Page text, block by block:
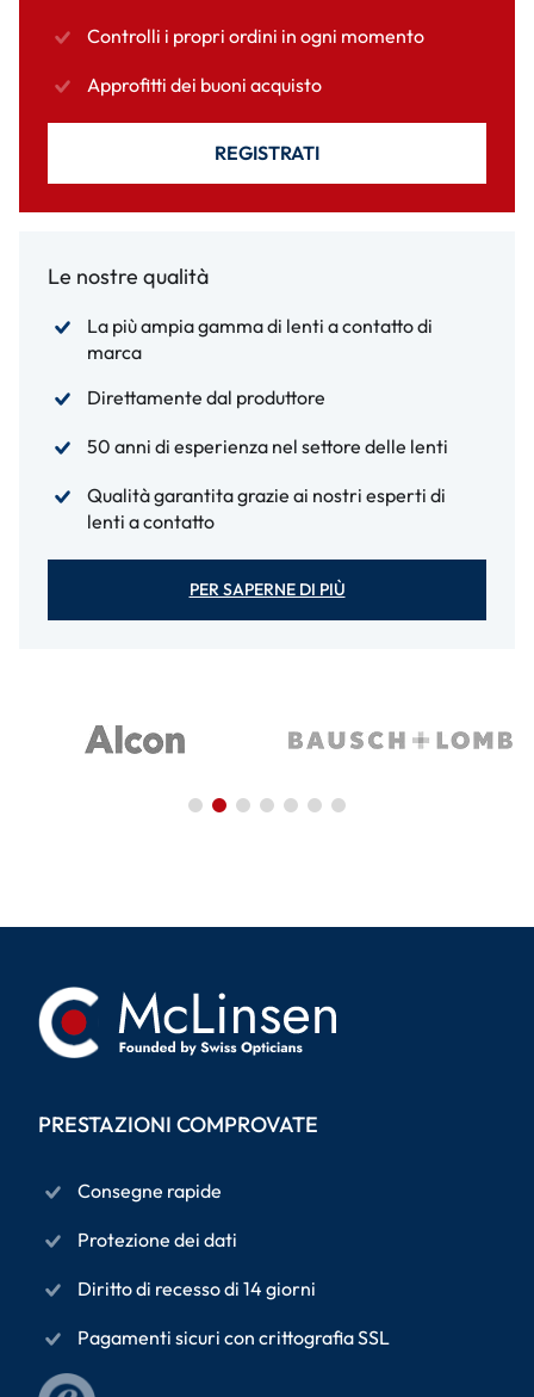
Controlli i propri ordini in ogni momento
Approfitti dei buoni acquisto
REGISTRATI
Le nostre qualità
La più ampia gamma di lenti a contatto di
marca
Direttamente dal produttore
50 anni di esperienza nel settore delle lenti
Qualità garantita grazie ai nostri esperti di
lenti a contatto
PER SAPERNE DI PIÙ
PRESTAZIONI COMPROVATE
Consegne rapide
Protezione dei dati
Diritto di recesso di 14 giorni
Pagamenti sicuri con crittografia SSL